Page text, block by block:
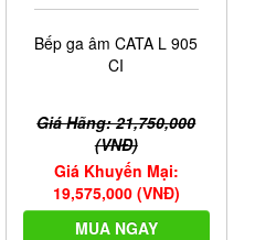
Bếp ga âm CATA L 905
CI
Giá Hãng: 21,750,000
(VNĐ)
Giá Khuyến Mại:
19,575,000 (VNĐ)
MUA NGAY